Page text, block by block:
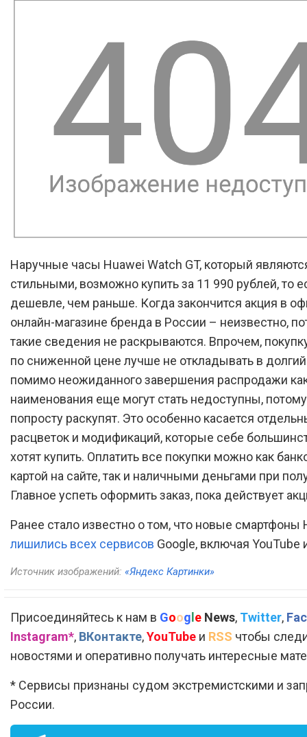
Наручные часы Huawei Watch GT, который
стильными, возможно купить за 11 990 рублей, то
дешевле, чем раньше. Когда закончится акция в
онлайн-магазине бренда в России – неизвестно,
такие сведения не раскрываются. Впрочем,
по сниженной цене лучше не откладывать в
помимо неожиданного завершения распродажи
наименования еще могут стать недоступны,
попросту раскупят. Это особенно касается
расцветок и модификаций, которые себе
хотят купить. Оплатить все покупки можно как
картой на сайте, так и наличными деньгами при
Главное успеть оформить заказ, пока действует
Ранее стало известно о том, что новые смартфоны
лишились всех сервисов Google, включая YouTube
Источник изображений: «Яндекс Картинки»
Присоединяйтесь к нам в Google News, Twitter,
Instagram*, ВКонтакте,YouTube и RSS чтобы
новостями и оперативно получать интересные
* Сервисы признаны судом экстремистскими и
России.